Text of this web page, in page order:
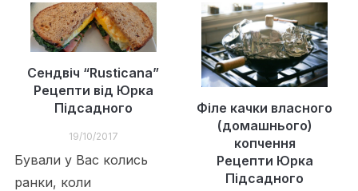
Cендвіч “Rusticana”
Рецепти від Юрка
Підсадного
19/10/2017
Бували у Вас колись
ранки, коли
Філе качки власного
(домашнього)
копчення
Рецепти Юрка
Підсадного